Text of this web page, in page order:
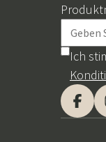
Ich